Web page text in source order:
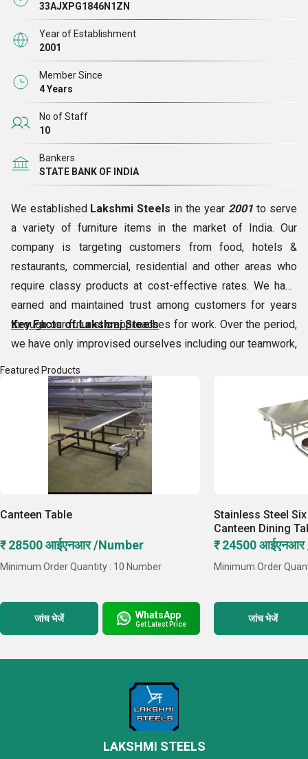
33AJXPG1846N1ZN
Year of Establishment
2001
Member Since
4 Years
No of Staff
10
Bankers
STATE BANK OF INDIA
We established Lakshmi Steels in the year 2001 to serve
a variety of furniture items in the market of India. Our
company is targeting customers from food, hotels &
restaurants, commercial, residential and other areas who
require classy products at cost-effective rates. We have
earned and maintained trust among customers for years
through our futuristic approaches for work. Over the period,
we have only improvised ourselves including our teamwork,
business management, supply & shipment, manufacturing,
etc. And, strengthened our position from
(Tamil Nadu, India)by supplying items such asSS
Locker, Executive Chair, 3 Tier Steel Cot, Shoes Rack,
Dual Desk, Food Counter, Glass Door Cupboard,
etc.
Key Facts of Lakshmi Steels
Featured Products
Canteen Table
₹ 28500 आईएनआर /Number
Minimum Order Quantity : 10 Number
जांच भेजें WhatsApp
Get Latest Price
Stainless Steel
Canteen Dining
₹ 24500
Minimum Order
जांच भेजें
LAKSHMI STEELS